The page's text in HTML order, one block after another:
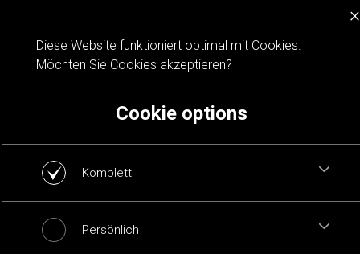
Cookie notification
×
Diese Website funktioniert optimal mit Cookies.
Möchten Sie Cookies akzeptieren?
Cookie options
Komplett
Persönlich